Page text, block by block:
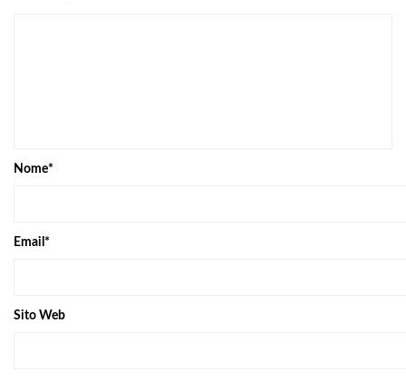
Nome*
Email *
Sito Web